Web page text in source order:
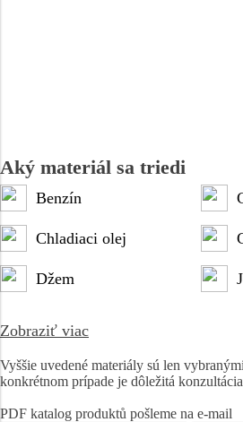
Aký materiál sa triedi
Benzín
Chladiaci olej
Džem
Zobraziť viac
Vyššie uvedené materiály sú len
konkrétnom prípade je dôležitá
PDF katalog produktů pošleme na e-mail